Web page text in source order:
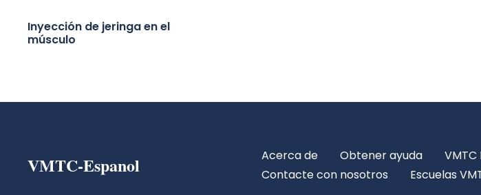
Inyección de jeringa en el
músculo
VMTC-Espanol Acerca de Obtener ayuda
VMTC
Contacte con nosotros
Escuelas